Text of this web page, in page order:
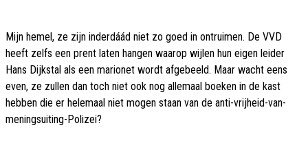
Mijn hemel, ze zijn inderdáád niet zo goed in ontruimen. De VVD
heeft zelfs een prent laten hangen waarop wijlen hun eigen leider
Hans Dijkstal als een marionet wordt afgebeeld. Maar wacht eens
even, ze zullen dan toch niet ook nog allemaal boeken in de kast
hebben die er helemaal niet mogen staan van de anti-vrijheid-van-
meningsuiting-Polizei?